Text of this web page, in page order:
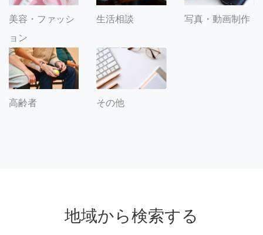
美容・ファッシ
ョン
生活相談 写真・動画制作
高齢者 その他
地域から検索する